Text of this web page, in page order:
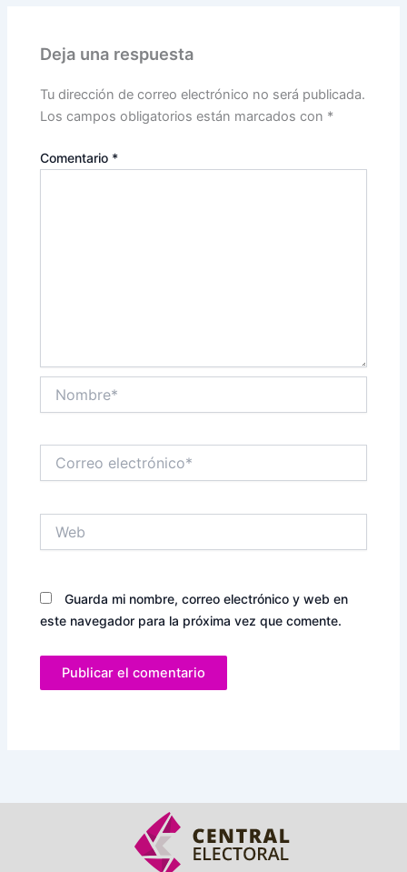
Deja una respuesta
Tu dirección de correo electrónico no será publicada.
Los campos obligatorios están marcados con *
Comentario *
electrónico*
Guarda mi nombre, correo electrónico y web en
este navegador para la próxima vez que comente.